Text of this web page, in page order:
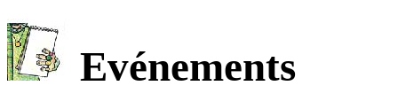
Evénements